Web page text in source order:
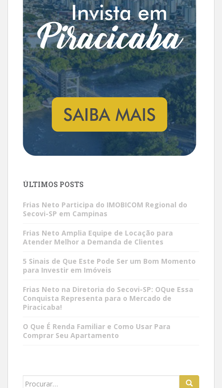
ÚLTIMOS POSTS
Frias Neto Participa do IMOBICOM Regional do
Secovi-SP em Campinas
Frias Neto Amplia Equipe de Locação para
Atender Melhor a Demanda de Clientes
5 Sinais de Que Este Pode Ser um Bom Momento
para Investir em Imóveis
Frias Neto na Diretoria do Secovi-SP: OQue Essa
Conquista Representa para o Mercado de
Piracicaba!
O Que É Renda Familiar e Como Usar Para
Comprar Seu Apartamento
Search